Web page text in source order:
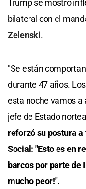
seconds
Trump se mostró
bilateral con el
Zelenski.
"Se están
durante 47 años.
esta noche vamos a
jefe de Estado
reforzó su postura
Social: "Esto es en
barcos por parte de
mucho peor!".